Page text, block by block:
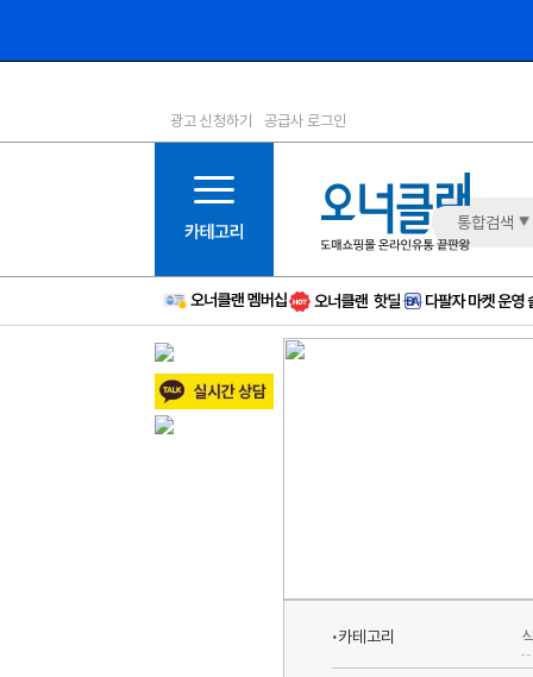
1등급
6등급
11등급
12등급
15등급
16등급
17등급
신규
주의
광고 신청하기 공급사 로그인
통합검색
카테고리